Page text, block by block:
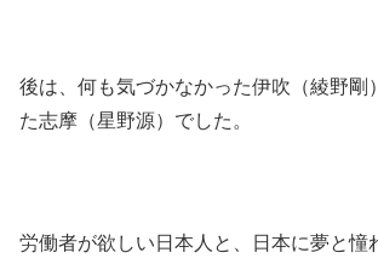
後は、何も気づかなかった伊吹（綾野剛
た志摩（星野源）でした。
労働者が欲しい日本人と、日本に夢と憧